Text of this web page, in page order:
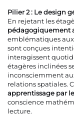
Pilier 2 : Le design
En rejetant les
pédagogiquement
emblématiques
sont conçues
interagissent
étagères inclinées
inconsciemment
relations spatiales.
apprentissage par
conscience
lecture.